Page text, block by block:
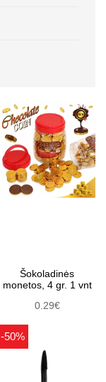
Šokoladinės
monetos, 4 gr. 1 vnt
0.29€
-50%